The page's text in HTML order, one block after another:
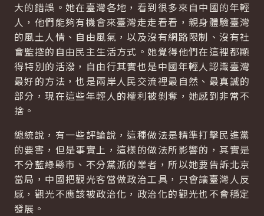
大的錯誤。她在臺灣各地，看到很多來自中國的年輕
人，他們能夠有機會來臺灣走走看看，親身體驗臺灣
的風土人情、自由風氣，以及沒有網路限制、沒有社
會監控的自由民主生活方式。她覺得他們在這裡都顯
得特別的活潑，自由行其實也是中國年輕人認識臺灣
最好的方法，也是兩岸人民交流裡最自然、最真誠的
部分，現在這些年輕人的權利被剝奪，她感到非常不
捨。
總統說，有一些評論說，這種做法是精準打擊民進黨
的要害，但是事實上，這樣的做法所影響的，其實是
不分藍綠縣市、不分黨派的業者，所以她要告訴北京
當局，中國把觀光客當做政治工具，只會讓臺灣人反
感，觀光不應該被政治化，政治化的觀光也不會穩定
發展。